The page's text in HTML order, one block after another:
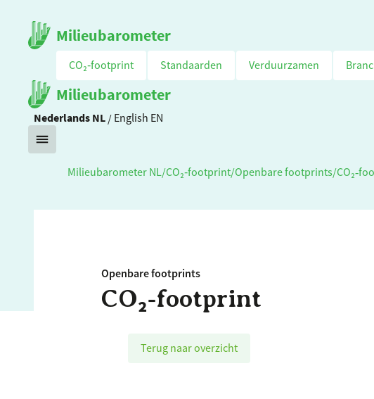
Milieubarometer
CO₂‑footprint Standaarden Verduurzamen
Milieubarometer
Nederlands NL / English EN
Milieubarometer NL /CO₂‑footprint/Openbare footprints/
Openbare footprints
CO₂‑footprint
Terug naar overzicht